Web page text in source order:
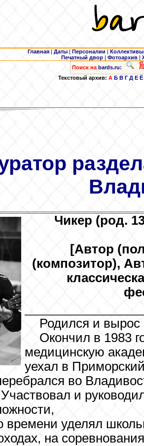
Главная | Даты | Персоналии | Коллективы
Печатный двор |Фотоархив |
Поиск на bards.ru:
Текстовый архив:А Б В Г Д Е Ё
Чикер (род.
[Автор
(композитор),
Родился и вырос
Окончил в 1983
медицинскую
уехал в
во
и
времени уделял
на